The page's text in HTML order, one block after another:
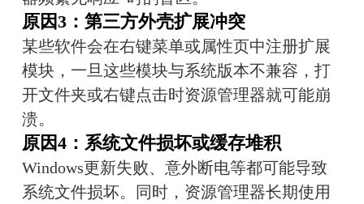
原因3：第三方外壳扩展冲突
某些软件会在右键菜单或属性页中注册扩展
模块，一旦这些模块与系统版本不兼容，打
开文件夹或右键点击时资源管理器就可能崩
溃。
原因4：系统文件损坏或缓存堆积
Windows更新失败、意外断电等都可能导致
系统文件损坏。同时，资源管理器长期使用